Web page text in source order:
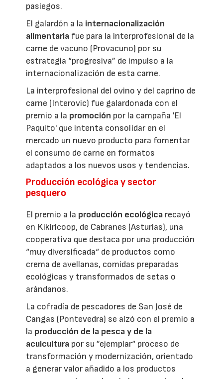
pasiegos.
El galardón a la internacionalización
alimentaria fue para la interprofesional de la
carne de vacuno (Provacuno) por su
estrategia “progresiva” de impulso a la
internacionalización de esta carne.
La interprofesional del ovino y del caprino de
carne (Interovic) fue galardonada con el
premio a la promoción por la campaña 'El
Paquito' que intenta consolidar en el
mercado un nuevo producto para fomentar
el consumo de carne en formatos
adaptados a los nuevos usos y tendencias.
Producción ecológica y sector
pesquero
El premio a la producción ecológica recayó
en Kikiricoop, de Cabranes (Asturias), una
cooperativa que destaca por una producción
“muy diversificada“ de productos como
crema de avellanas, comidas preparadas
ecológicas y transformados de setas o
arándanos.
La cofradía de pescadores de San José de
Cangas (Pontevedra) se alzó con el premio a
la producción de la pesca y de la
acuicultura por su ”ejemplar“ proceso de
transformación y modernización, orientado
a generar valor añadido a los productos